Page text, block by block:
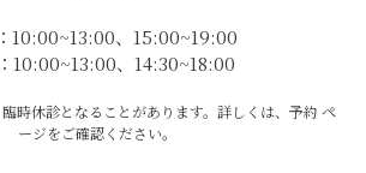
10:00~13:00、15:00~19:00
10:00~13:00、14:30~18:00
時休診となることがあります。詳しくは、予約 ペ
ージをご確認ください。